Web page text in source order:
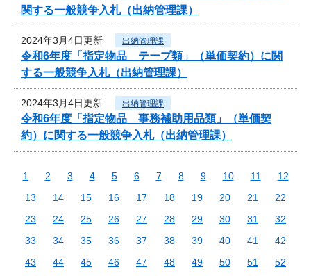
関する一般競争入札（出納管理課）
2024年3月4日更新 出納管理課
令和6年度「指定物品 テープ類」（単価契約）に関
する一般競争入札（出納管理課）
2024年3月4日更新 出納管理課
令和6年度「指定物品 事務補助用品類」（単価契
約）に関する一般競争入札（出納管理課）
1 2 3 4 5 6 7 8 9 10 11
12
13
14 15 16 17 18 19 20 21
22
23
24 25 26 27 28 29 30 31
32
33
34 35 36 37 38 39 40 41
42
43
44 45 46 47 48 49 50 51
52